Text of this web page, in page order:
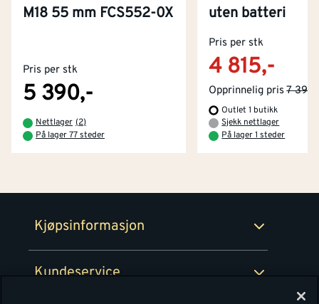
M18 55 mm FCS552-0X
Pris per stk
5 390,-
Nettlager (2)
På lager 77 steder
uten batteri
Pris per stk
4 815,-
Opprinnelig pris7
Outlet 1 butikk
Sjekk nettlager
På lager 1 steder
Kjøpsinformasjon
Kjøpsbetingelser
Retur- og angrerettsskjema
Kundeservice
Tjenester
Montér Klubb
Byggevarehus og åpningstider
Prismatch
Personvern